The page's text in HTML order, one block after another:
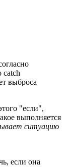
catch
выброса
"если",
выполняется
ситуацию
если она